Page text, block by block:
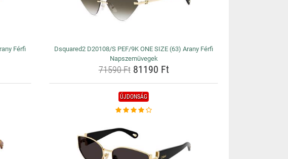
Férfi
Dsquared2 D20108/S PEF/9K ONE SIZE (63) Arany Férfi
Napszemüvegek
71590 Ft81190 Ft
ÚJDONSÁG